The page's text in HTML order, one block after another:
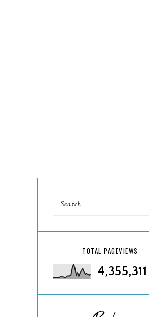
TOTAL PAGEVIEWS
4,355,311